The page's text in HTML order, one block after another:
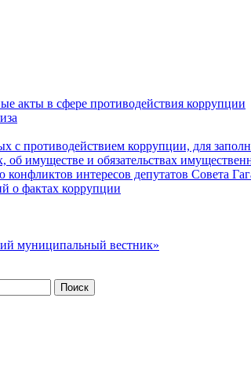
акты в сфере противодействия коррупции
с противодействием коррупции, для
об имуществе и обязательствах
интересов депутатов Совета
о фактах коррупции
муниципальный вестник»